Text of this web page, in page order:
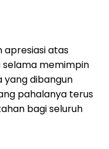
apresiasi atas
selama memimpin
yang dibangun
pahalanya terus
bagi seluruh